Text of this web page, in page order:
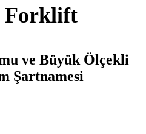
Forklift
ve Büyük Ölçekli
Şartnamesi